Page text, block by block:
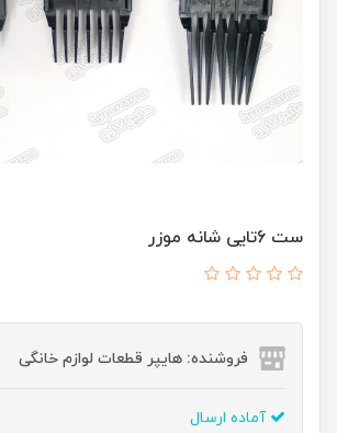
ست 6تایی شانه موزر
فروشنده: هایپر قطعات لوازم خانگی
آماده ارسال